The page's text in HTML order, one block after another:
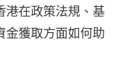
港在政策法規、基
金獲取方面如何助